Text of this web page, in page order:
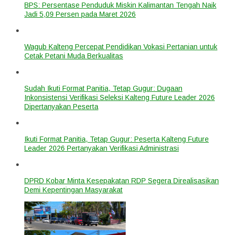
BPS: Persentase Penduduk Miskin Kalimantan Tengah Naik
Jadi 5,09 Persen pada Maret 2026
Wagub Kalteng Percepat Pendidikan Vokasi Pertanian untuk
Cetak Petani Muda Berkualitas
Sudah Ikuti Format Panitia, Tetap Gugur: Dugaan
Inkonsistensi Verifikasi Seleksi Kalteng Future Leader 2026
Dipertanyakan Peserta
Ikuti Format Panitia, Tetap Gugur: Peserta Kalteng Future
Leader 2026 Pertanyakan Verifikasi Administrasi
DPRD Kobar Minta Kesepakatan RDP Segera Direalisasikan
Demi Kepentingan Masyarakat